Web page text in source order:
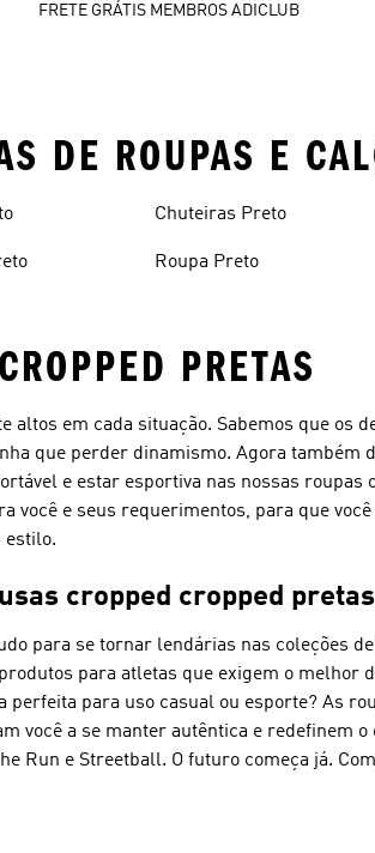
FRETE GRÁTIS MEMBROS ADICLUB
DE ROUPAS E
Chuteiras Preto
Roupa Preto
PRETAS
altos em cada situação. Sabemos que os
que perder dinamismo. Agora também
e estar esportiva nas nossas
você e seus requerimentos, para que
estilo.
cropped cropped
para se tornar lendárias nas coleções
para atletas que exigem o melhor
para uso casual ou esporte? As
você a se manter autêntica e redefinem
Run e Streetball. O futuro começa já.